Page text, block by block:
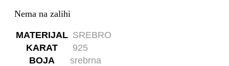
Nema na zalihi
MATERIJAL SREBRO
KARAT
925
BOJA
srebrna